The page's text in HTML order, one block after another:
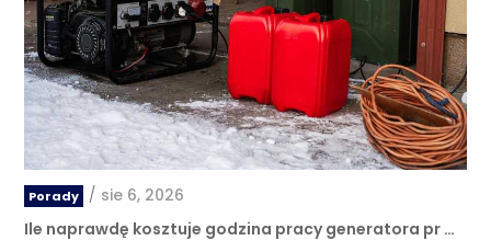
Porady / sie 6, 2026
Ile naprawdę kosztuje godzina pracy generatora pr …